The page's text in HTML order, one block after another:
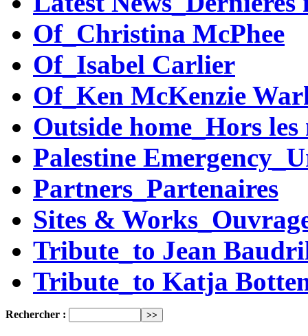
Of_Christina McPhee
Of_Isabel Carlier
Of_Ken McKenzie
Outside home_Hors les
Palestine
Partners_Partenaires
Sites &
Tribute_to Jean
Tribute_to Katja
Rechercher :